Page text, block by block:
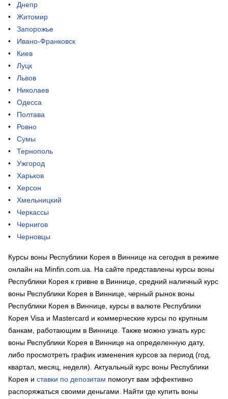
Днепр
Житомир
Запорожье
Ивано-Франковск
Киев
Луцк
Львов
Николаев
Одесса
Полтава
Ровно
Сумы
Тернополь
Ужгород
Харьков
Херсон
Хмельницкий
Черкассы
Чернигов
Черновцы
Курсы воны Республики Корея в Виннице на сегодня в режиме
онлайн на Minfin.com.ua. На сайте представлены курсы воны
Республики Корея к гривне в Виннице, средний наличный курс
воны Республики Корея в Виннице, черный рынок воны
Республики Корея в Виннице, курсы в валюте Республики
Корея Visa и Mastercard и коммерческие курсы по крупным
банкам, работающим в Виннице. Также можно узнать курс
воны Республики Корея в Виннице на определенную дату,
либо просмотреть график изменения курсов за период (год,
квартал, месяц, неделя). Актуальный курс воны Республики
Корея и ставки по депозитам помогут вам эффективно
распоряжаться своими деньгами. Найти где купить воны